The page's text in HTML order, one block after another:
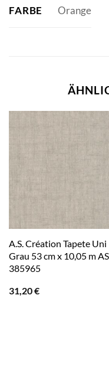
FARBE Orange
A.S. Création Tapete Uni
Grau 53 cm x 10,05 m
385965
31,20€